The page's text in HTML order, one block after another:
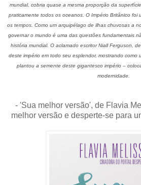
mundial, cobria quase a mesma proporção da
praticamente todos os oceanos. O Império Britânico foi
os tempos. Como um arquipélago de ilhas chuvosas a
governar o mundo é uma das questões fundamentais
história mundial. O aclamado escritor Niall Ferguson,
deste império em todo seu esplendor, mostrando como
plantou a semente deste gigantesco império –
modernidade.
- 'Sua melhor versão', de Flavia
melhor versão e desperte-se para